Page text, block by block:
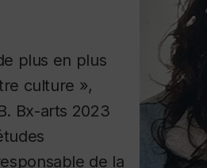
plus en plus
culture »,
Bx-arts 2023
de la